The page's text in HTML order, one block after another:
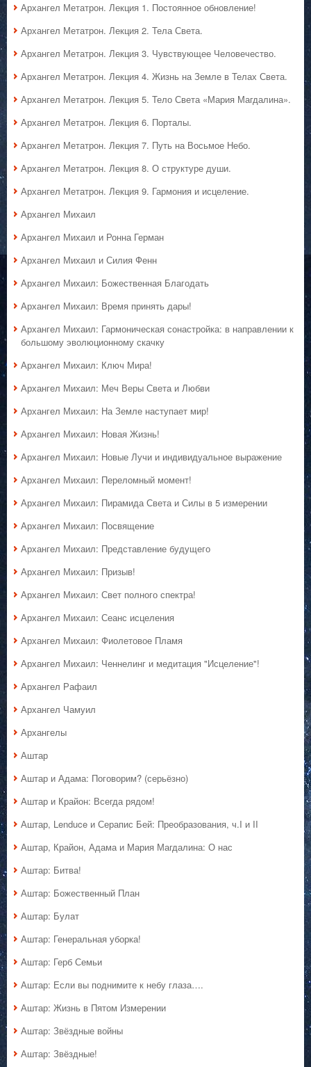
Архангел Метатрон. Лекция 1. Постоянное обновление!
Архангел Метатрон. Лекция 2. Тела Света.
Архангел Метатрон. Лекция 3. Чувствующее Человечество.
Архангел Метатрон. Лекция 4. Жизнь на Земле в Телах Света.
Архангел Метатрон. Лекция 5. Тело Света «Мария Магдалина».
Архангел Метатрон. Лекция 6. Порталы.
Архангел Метатрон. Лекция 7. Путь на Восьмое Небо.
Архангел Метатрон. Лекция 8. О структуре души.
Архангел Метатрон. Лекция 9. Гармония и исцеление.
Архангел Михаил
Архангел Михаил и Ронна Герман
Архангел Михаил и Силия Фенн
Архангел Михаил: Божественная Благодать
Архангел Михаил: Время принять дары!
Архангел Михаил: Гармоническая сонастройка: в направлении к
большому эволюционному скачку
Архангел Михаил: Ключ Мира!
Архангел Михаил: Меч Веры Света и Любви
Архангел Михаил: На Земле наступает мир!
Архангел Михаил: Новая Жизнь!
Архангел Михаил: Новые Лучи и индивидуальное выражение
Архангел Михаил: Переломный момент!
Архангел Михаил: Пирамида Света и Силы в 5 измерении
Архангел Михаил: Посвящение
Архангел Михаил: Представление будущего
Архангел Михаил: Призыв!
Архангел Михаил: Свет полного спектра!
Архангел Михаил: Сеанс исцеления
Архангел Михаил: Фиолетовое Пламя
Архангел Михаил: Ченнелинг и медитация "Исцеление"!
Архангел Рафаил
Архангел Чамуил
Архангелы
Аштар
Аштар и Адама: Поговорим? (серьёзно)
Аштар и Крайон: Всегда рядом!
Аштар, Lenduce и Серапис Бей: Преобразования, ч.I и II
Аштар, Крайон, Адама и Мария Магдалина: О нас
Аштар: Битва!
Аштар: Божественный План
Аштар: Булат
Аштар: Генеральная уборка!
Аштар: Герб Семьи
Аштар: Если вы поднимите к небу глаза….
Аштар: Жизнь в Пятом Измерении
Аштар: Звёздные войны
Аштар: Звёздные!